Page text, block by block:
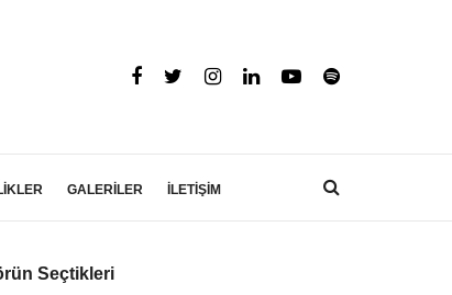
GALERİLER İLETİŞİM
Seçtikleri